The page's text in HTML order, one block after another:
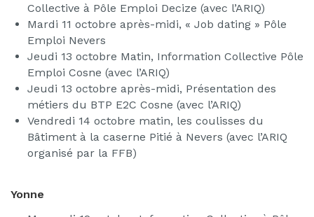
Collective à Pôle Emploi Decize (avec l’ARIQ)
Mardi 11 octobre après-midi, « Job dating » Pôle
Emploi Nevers
Jeudi 13 octobre Matin, Information Collective Pôle
Emploi Cosne (avec l’ARIQ)
Jeudi 13 octobre après-midi, Présentation des
métiers du BTP E2C Cosne (avec l’ARIQ)
Vendredi 14 octobre matin, les coulisses du
Bâtiment à la caserne Pitié à Nevers (avec l’ARIQ
organisé par la FFB)
Yonne